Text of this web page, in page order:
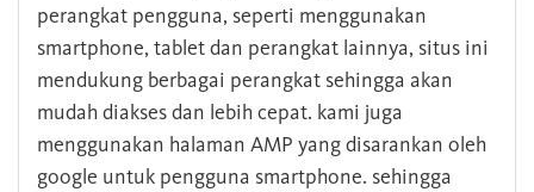
perangkat pengguna, seperti menggunakan
smartphone, tablet dan perangkat lainnya, situs ini
mendukung berbagai perangkat sehingga akan
mudah diakses dan lebih cepat. kami juga
menggunakan halaman AMP yang disarankan oleh
google untuk pengguna smartphone. sehingga